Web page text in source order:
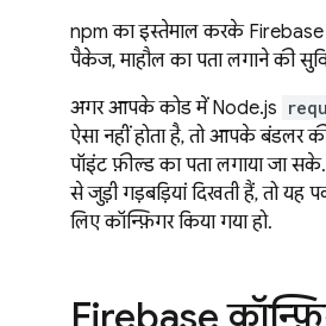
npm का इस्तेमाल करके Firebase
पैकेज, माहौल का पता लगाने की
अगर आपके कोड में Node.js
ऐसा नहीं होता है, तो आपके बंडलर
पॉइंट फ़ील्ड का पता लगाया जा
से जुड़ी गड़बड़ियां दिखती हैं, तो
लिए कॉन्फ़िगर किया गया हो.
Firebase